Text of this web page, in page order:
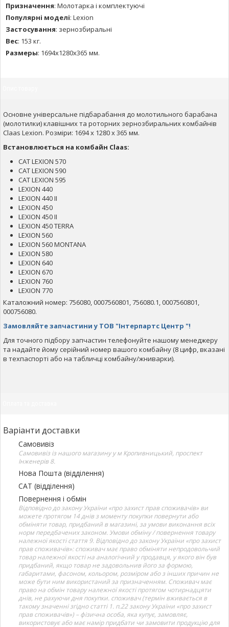
Призначення: Молотарка і комплектуючі
Популярні моделі: Lexion
Застосування: зернозбиральні
Вес: 153 кг.
Размеры: 1694x1280x365 мм.
Основне універсальне підбарабання до молотильного барабана
(молотилки) клавішних та роторних зернозбиральних комбайнів
Claas Lexion. Розміри: 1694 x 1280 x 365 мм.
Встановлюється на комбайн Claas:
CAT LEXION 570
CAT LEXION 590
CAT LEXION 595
LEXION 440
LEXION 440 II
LEXION 450
LEXION 450 II
LEXION 450 TERRA
LEXION 560
LEXION 560 MONTANA
LEXION 580
LEXION 640
LEXION 670
LEXION 760
LEXION 770
Каталожний номер: 756080, 0007560801, 756080.1, 0007560801,
000756080.
Замовляйте запчастини у ТОВ "Інтерпартс Центр "!
Для точного підбору запчастин телефонуйте нашому менеджеру
та надайте йому серійний номер вашого комбайну (8 цифр, вказані
в техпаспорті або на табличці комбайну/жниварки).
Варіанти доставки
Самовивіз
Самовивіз із нашого магазину у м Кропивницький, проспект
Інженерів 8.
Нова Пошта (відділення)
САТ (відділення)
Повернення і обмін
Відповідно до закону України «про захист прав споживачів» ви
можете протягом 14 днів з моменту покупки повернути або
обміняти товар, придбаний в магазині, за умови виконання всіх
норм передбачених законом. Умови обміну / повернення товару
належної якості стаття 9. Відповідно до закону України «про захист
прав споживачів»: споживач має право обміняти непродовольчий
товар належної якості на аналогічний у продавця, у якого він був
придбаний, якщо товар не задовольнив його за формою,
габаритами, фасоном, кольором, розміром або з інших причин не
може бути ним використаний за призначенням. Споживач має
право на обмін товару належної якості протягом чотирнадцяти
днів, не рахуючи дня покупки. споживач (термін вживається в
такому значенні згідно статті 1. п.22 закону України «про захист
прав споживачів») – фізична особа, яка купує, замовляє,
використовує або має намір придбати чи замовити продукцію для